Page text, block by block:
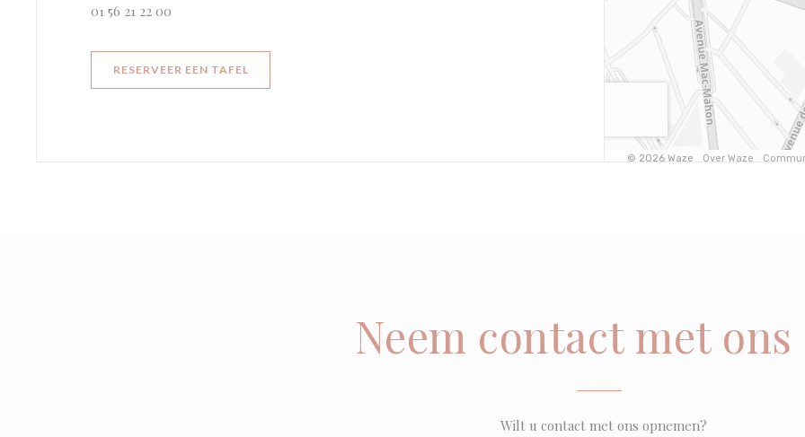
01 56 21 22 00
RESERVEER EEN TAFEL
Neem contact met ons
Wilt u contact met ons opnemen?